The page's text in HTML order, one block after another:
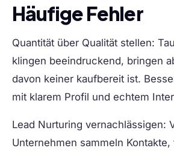
Häufige Fehler
Quantität über Qualität stellen:
klingen beeindruckend, bringen
davon keiner kaufbereit ist.
mit klarem Profil und echtem
Lead Nurturing vernachlässigen:
Unternehmen sammeln